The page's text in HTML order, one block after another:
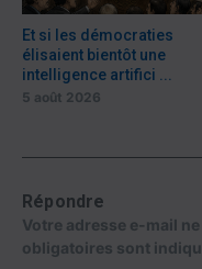
Et si les démocraties
élisaient bientôt une
intelligence artifici ...
5 août 2026
Répondre
Votre adresse e-mail
obligatoires sont